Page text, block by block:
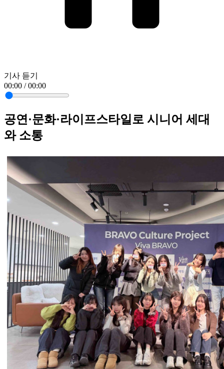
기사 듣기
00:00 / 00:00
공연·문화·라이프스타일로 시니어 세대
와 소통